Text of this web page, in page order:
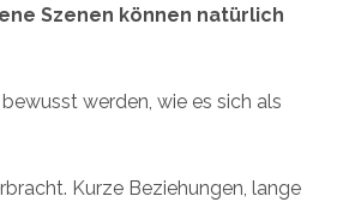
Szenen können natürlich
werden, wie es sich als
Kurze Beziehungen, lange